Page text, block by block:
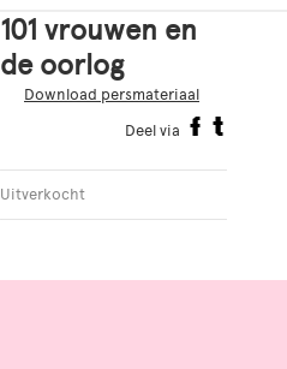
101 vrouwen en
de oorlog
Download persmateriaal
Deel via
Uitverkocht